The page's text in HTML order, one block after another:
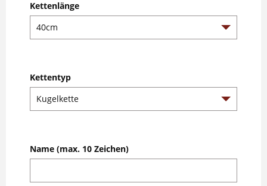
Kettenlänge
Kettentyp
Name (max. 10 Zeichen)